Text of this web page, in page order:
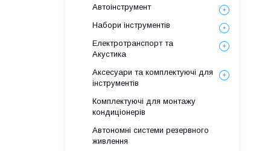
Автоінструмент
Набори інструментів
Електротранспорт та
Акустика
Аксесуари та комплектуючі для
інструментів
Комплектуючі для монтажу
кондиціонерів
Автономні системи резервного
живлення